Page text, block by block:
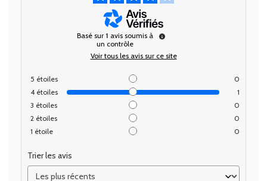
Basé sur 1 avis soumis à
un contrôle
Voir tous les avis sur ce site
5 étoiles
0
4 étoiles
1
3 étoiles
0
2 étoiles
0
1 étoile 0
Trier les avis